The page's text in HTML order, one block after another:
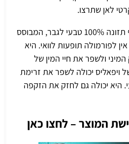
לאן שתרצו.
ויפאליס הוא בעצם תוסף תזונה 100% טבעי לגבר, המבוסס
לפורמולה תופעות לוואי. היא
ולשפר את חיי המין של
ויפאליס יכולה לשפר את זרימת
היא יכולה גם לחזק את הזקפה
המוצר – לחצו כאן